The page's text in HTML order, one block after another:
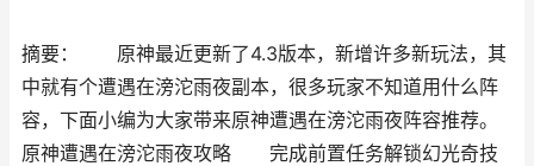
摘要： 原神最近更新了4.3版本，新增许多新玩法，其
中就有个遭遇在滂沱雨夜副本，很多玩家不知道用什么阵
容，下面小编为大家带来原神遭遇在滂沱雨夜阵容推荐。
原神遭遇在滂沱雨夜攻略 完成前置任务解锁幻光奇技